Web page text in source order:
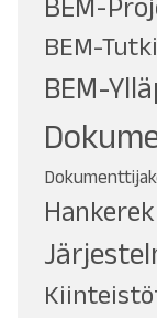
BEM-
BEM-
BEM-